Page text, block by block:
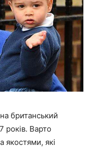
британський
років. Варто
якостями, які